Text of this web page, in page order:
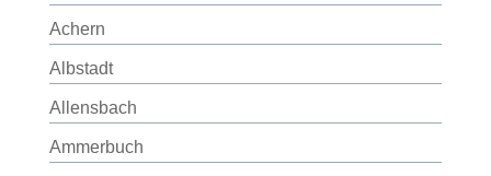
Achern
Albstadt
Allensbach
Ammerbuch